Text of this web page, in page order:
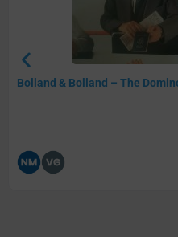
Bolland & Bolland – The